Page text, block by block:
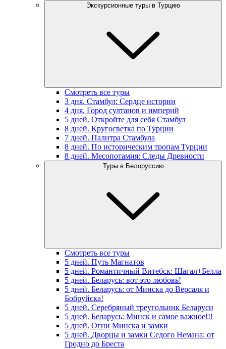
Экскурсионные туры в Турцию
Смотреть все туры
3 дня. Стамбул: Сердце истории
4 дня. Город султанов и империй
5 дней. Откройте для себя Стамбул
8 дней. Кругосветка по Турции
7 дней. Палитра Стамбула
8 дней. По историческим тропам Турции
8 дней. Месопотамия: Следы Древности
Туры в Белоруссию
Смотреть все туры
5 дней. Путь Магнатов
5 дней. Романтичный Витебск: Шагал+Белла
5 дней. Беларусь: вот это любовь!
5 дней. Беларусь: от Минска до Версаля и
Бобруйска!
5 дней. Серебряный треугольник Беларуси
5 дней. Беларусь: Минск и самое важное!!!
5 дней. Огни Минска и замки
5 дней. Дворцы и замки Седого Немана: от
Гродно до Бреста